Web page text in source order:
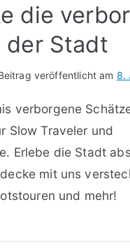
die
der Stadt
veröffentlicht am 8.
verborgene
Slow Traveler und
Erlebe die Stadt
mit uns
und mehr!